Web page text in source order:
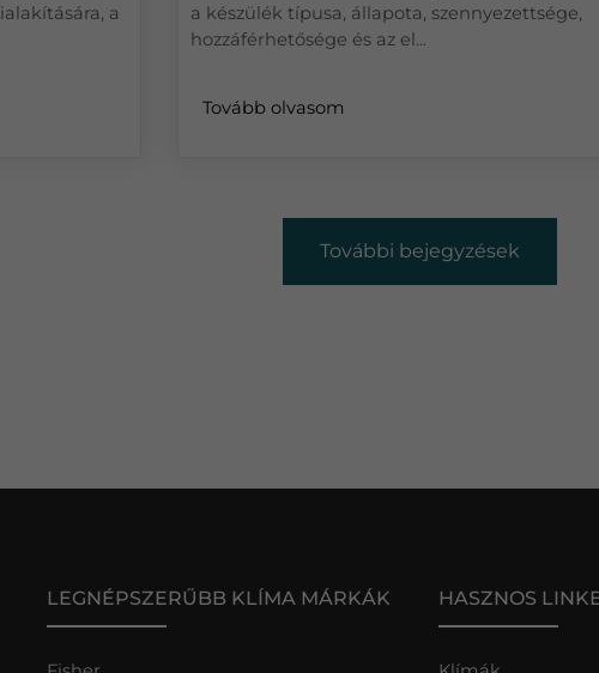
a
a készülék típusa, állapota, szennyezettsége,
hozzáférhetősége és az el...
Tovább olvasom
További bejegyzések
LEGNÉPSZERŰBB KLÍMA MÁRKÁK HASZNOS